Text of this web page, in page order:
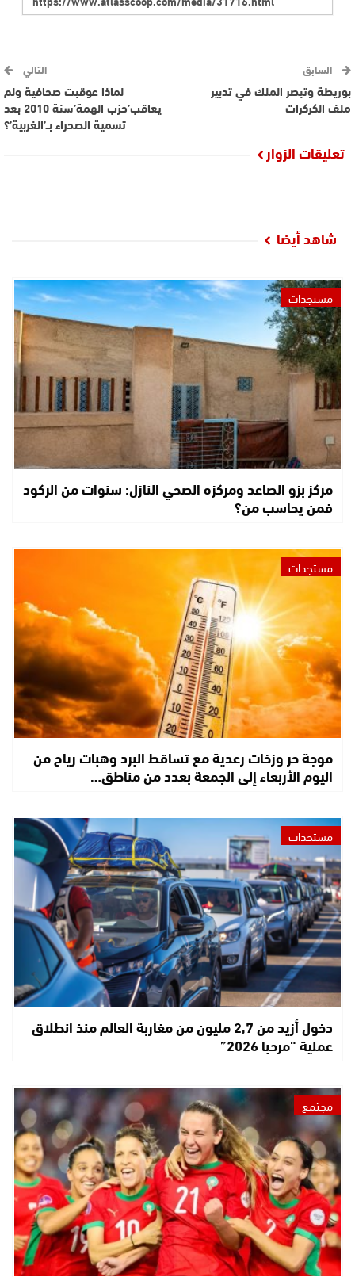
السابق
بوريطة وتبصر الملك في تدبير
ملف الكركرات
التالي
لماذا عوقبت صحافية ولم
يعاقب’حزب الهمة’سنة 2010 بعد
تسمية الصحراء بــ’الغربية’؟
تعليقات الزوار
شاهد أيضا
مستجدات
مركز بزو الصاعد ومركزه الصحي النازل: سنوات من الركود
فمن يحاسب من؟
مستجدات
موجة حر وزخات رعدية مع تساقط البرد وهبات رياح من
اليوم الأربعاء إلى الجمعة بعدد من مناطق…
مستجدات
دخول أزيد من 2,7 مليون من مغاربة العالم منذ انطلاق
عملية “مرحبا 2026”
مجتمع